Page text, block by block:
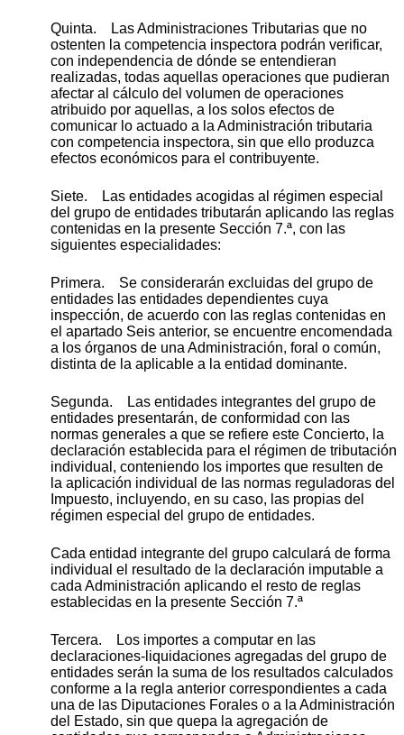
Quinta. Las Administraciones Tributarias que no
ostenten la competencia inspectora podrán verificar,
con independencia de dónde se entendieran
realizadas, todas aquellas operaciones que pudieran
afectar al cálculo del volumen de operaciones
atribuido por aquellas, a los solos efectos de
comunicar lo actuado a la Administración tributaria
con competencia inspectora, sin que ello produzca
efectos económicos para el contribuyente.
Siete. Las entidades acogidas al régimen especial
del grupo de entidades tributarán aplicando las reglas
contenidas en la presente Sección 7.ª, con las
siguientes especialidades:
Primera. Se considerarán excluidas del grupo de
entidades las entidades dependientes cuya
inspección, de acuerdo con las reglas contenidas en
el apartado Seis anterior, se encuentre encomendada
a los órganos de una Administración, foral o común,
distinta de la aplicable a la entidad dominante.
Segunda. Las entidades integrantes del grupo de
entidades presentarán, de conformidad con las
normas generales a que se refiere este Concierto, la
declaración establecida para el régimen de tributación
individual, conteniendo los importes que resulten de
la aplicación individual de las normas reguladoras del
Impuesto, incluyendo, en su caso, las propias del
régimen especial del grupo de entidades.
Cada entidad integrante del grupo calculará de forma
individual el resultado de la declaración imputable a
cada Administración aplicando el resto de reglas
establecidas en la presente Sección 7.ª
Tercera. Los importes a computar en las
declaraciones-liquidaciones agregadas del grupo de
entidades serán la suma de los resultados calculados
conforme a la regla anterior correspondientes a cada
una de las Diputaciones Forales o a la Administración
del Estado, sin que quepa la agregación de